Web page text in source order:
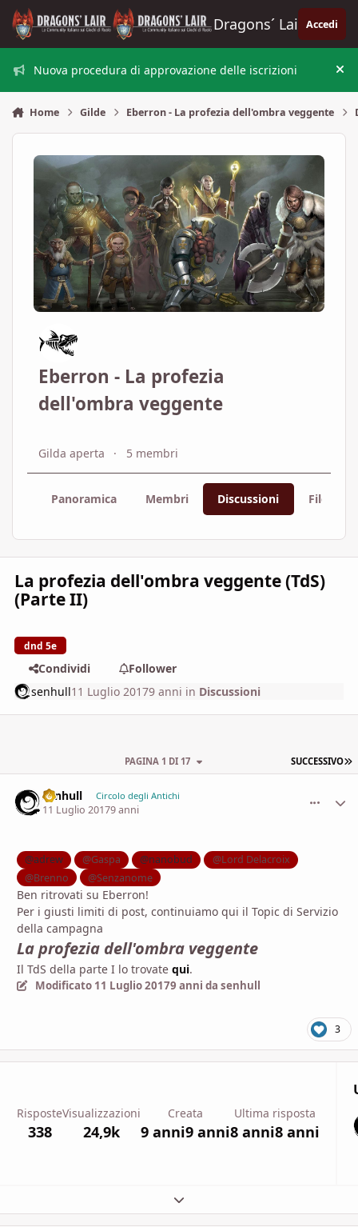
Vai al contenuto
Dragons´ Lair Accedi
Nuova procedura di approvazione delle iscrizioni
Home Gilde Eberron - La profezia dell'ombra veggente
Eberron - La profezia
dell'ombra veggente
Gilda aperta 5 membri
Panoramica Membri Discussioni File
La profezia dell'ombra veggente (TdS)
(Parte II)
dnd 5e
Condividi
Follower
senhull11 Luglio 20179 anni in Discussioni
SUCCESSIVO
PAGINA 1 DI 17
senhull Circolo degli Antichi
11 Luglio 20179 anni
@adrew @Gaspa @nanobud
@Lord Delacroix
@Brenno
@Senzanome
Ben ritrovati su Eberron!
Per i giusti limiti di post, continuiamo qui il Topic di Servizio
della campagna
La profezia dell'ombra veggente
Il TdS della parte I lo trovate qui.
Modificato 11 Luglio 20179 anni da senhull
3
Risposte
338
Visualizzazioni
24,9k
Creata
9 anni9 anni
Ultima risposta
8 anni8 anni
Espandi panoramica del topic